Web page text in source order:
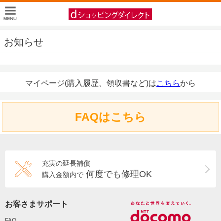
お知らせ
マイページ(購入履歴、領収書など)はこちらから
FAQはこちら
充実の延長補償
購入金額内で 何度でも修理OK
お客さまサポート